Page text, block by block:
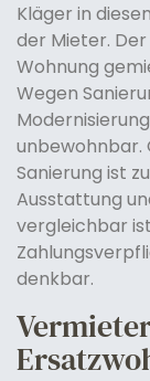
Kläger in
der Mieter.
Wohnung
Wegen
unbewohnbar.
Sanierung ist
Ausstattung
vergleichbar
denkbar.